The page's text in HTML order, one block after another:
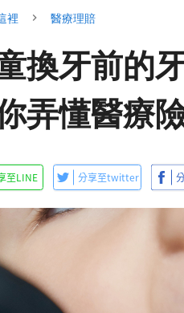
裡 醫療理賠
換牙前的
弄懂醫療